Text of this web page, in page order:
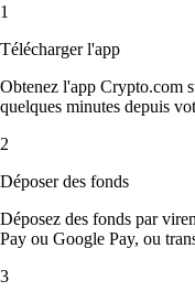
1
Télécharger l'app
Obtenez l'app Crypto.com
quelques minutes depuis
2
Déposer des fonds
Déposez des fonds par
Pay ou Google Pay, ou
3